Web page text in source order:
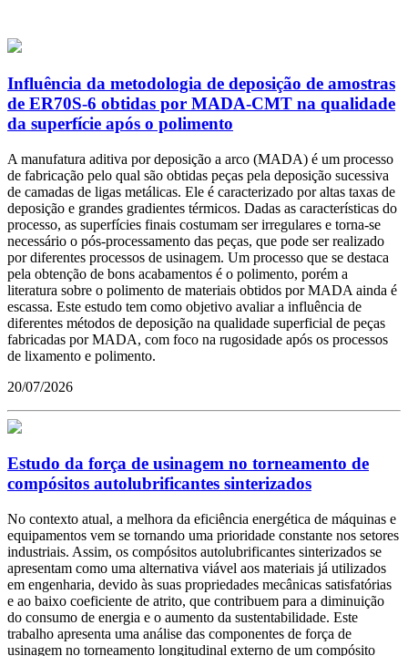
Influência da metodologia de deposição de amostras
de ER70S-6 obtidas por MADA-CMT na qualidade
da superfície após o polimento
A manufatura aditiva por deposição a arco (MADA) é um processo
de fabricação pelo qual são obtidas peças pela deposição sucessiva
de camadas de ligas metálicas. Ele é caracterizado por altas taxas de
deposição e grandes gradientes térmicos. Dadas as características do
processo, as superfícies finais costumam ser irregulares e torna-se
necessário o pós-processamento das peças, que pode ser realizado
por diferentes processos de usinagem. Um processo que se destaca
pela obtenção de bons acabamentos é o polimento, porém a
literatura sobre o polimento de materiais obtidos por MADA ainda é
escassa. Este estudo tem como objetivo avaliar a influência de
diferentes métodos de deposição na qualidade superficial de peças
fabricadas por MADA, com foco na rugosidade após os processos
de lixamento e polimento.
20/07/2026
Estudo da força de usinagem no torneamento de
compósitos autolubrificantes sinterizados
No contexto atual, a melhora da eficiência energética de máquinas e
equipamentos vem se tornando uma prioridade constante nos setores
industriais. Assim, os compósitos autolubrificantes sinterizados se
apresentam como uma alternativa viável aos materiais já utilizados
em engenharia, devido às suas propriedades mecânicas satisfatórias
e ao baixo coeficiente de atrito, que contribuem para a diminuição
do consumo de energia e o aumento da sustentabilidade. Este
trabalho apresenta uma análise das componentes de força de
usinagem no torneamento longitudinal externo de um compósito